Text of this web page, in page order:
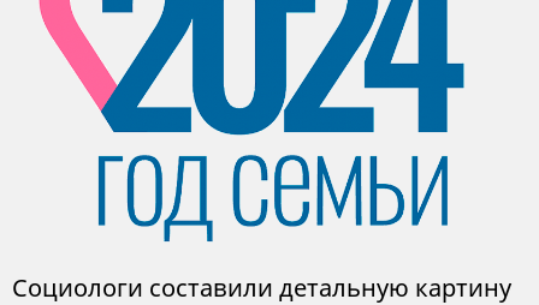
Социологи составили детальную картину